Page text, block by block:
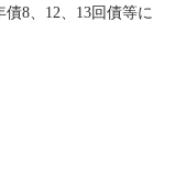
債8、12、13回債等に